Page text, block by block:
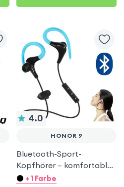
4.0
HONOR 9
Bluetooth-Sport-
Kopfhörer – komfortables
Ohrstück aus Silikon –
+ 1 Farbe